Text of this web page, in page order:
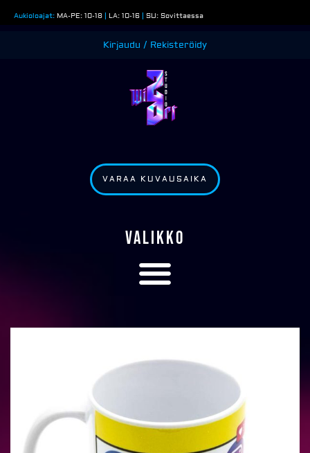
sisältöön
Aukioloajat: MA-PE: 10-18 | LA: 10-16 | SU: Sovittaessa
Kirjaudu / Rekisteröidy
VARAA KUVAUSAIKA
VALIKKO